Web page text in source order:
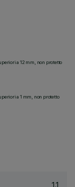
a 12 mm, non protetto
a 1 mm, non protetto
1.1